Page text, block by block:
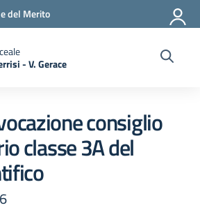
del Merito
- V. Gerace
consiglio
classe 3A del